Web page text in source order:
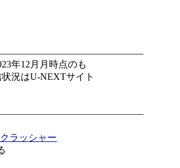
年12月月時点のも
況はU-NEXTサイト
ラッシャー